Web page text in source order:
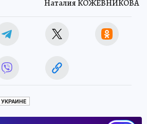
Наталия КОЖЕВНИКОВА